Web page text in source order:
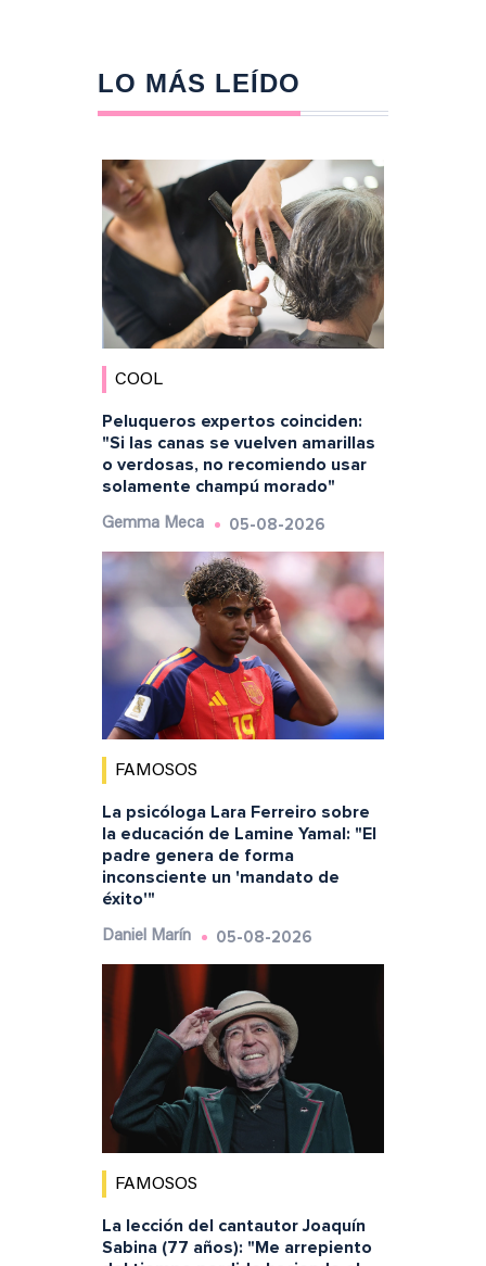
LO MÁS LEÍDO
COOL
Peluqueros expertos coinciden:
"Si las canas se vuelven amarillas
o verdosas, no recomiendo usar
solamente champú morado"
Gemma Meca 05-08-2026
FAMOSOS
La psicóloga Lara Ferreiro sobre
la educación de Lamine Yamal: "El
padre genera de forma
inconsciente un 'mandato de
éxito'"
Daniel Marín 05-08-2026
FAMOSOS
La lección del cantautor Joaquín
Sabina (77 años): "Me arrepiento